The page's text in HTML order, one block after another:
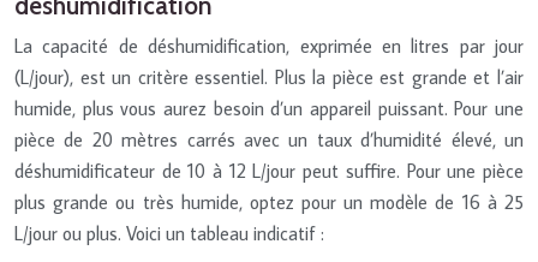
La capacité de déshumidification, exprimée en litres par jour
(L/jour), est un critère essentiel. Plus la pièce est grande et l’air
humide, plus vous aurez besoin d’un appareil puissant. Pour une
pièce de 20 mètres carrés avec un taux d’humidité élevé, un
déshumidificateur de 10 à 12 L/jour peut suffire. Pour une pièce
plus grande ou très humide, optez pour un modèle de 16 à 25
L/jour ou plus. Voici un tableau indicatif :